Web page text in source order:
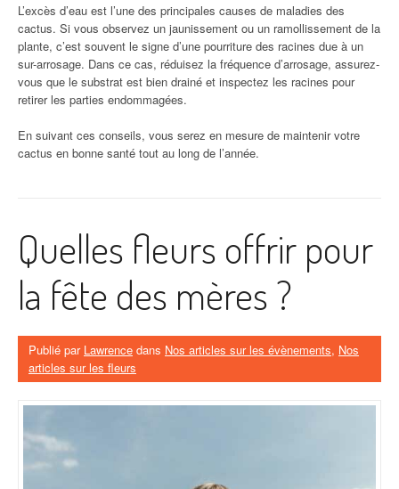
L’excès d’eau est l’une des principales causes de maladies des
cactus. Si vous observez un jaunissement ou un ramollissement de la
plante, c’est souvent le signe d’une pourriture des racines due à un
sur-arrosage. Dans ce cas, réduisez la fréquence d’arrosage, assurez-
vous que le substrat est bien drainé et inspectez les racines pour
retirer les parties endommagées.
En suivant ces conseils, vous serez en mesure de maintenir votre
cactus en bonne santé tout au long de l’année.
Quelles fleurs offrir pour
la fête des mères ?
Publié par Lawrence dans Nos articles sur les évènements, Nos
articles sur les fleurs